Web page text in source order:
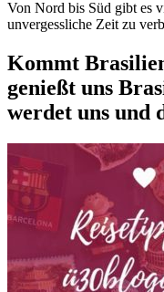
Von Nord bis Süd gibt es
unvergessliche Zeit zu
Kommt
genießt uns
werdet uns und